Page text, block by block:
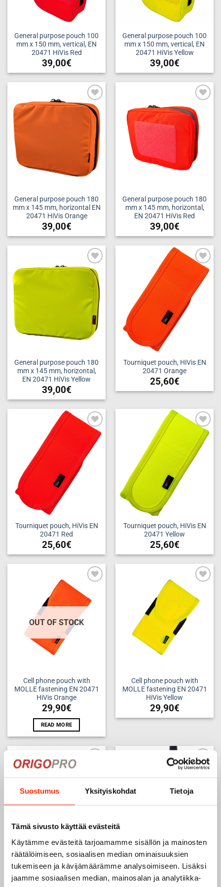
Suostumus Yksityiskohdat Tietoja
Tämä sivusto käyttää evästeitä
Käytämme evästeitä tarjoamamme sisällön ja mainosten
räätälöimiseen, sosiaalisen median ominaisuuksien
tukemiseen ja kävijämäärämme analysoimiseen. Lisäksi
jaamme sosiaalisen median, mainosalan ja analytiikka-
General purpose pouch 100
mm x 150 mm, vertical, EN
20471 HiVis Red
39,00€
General purpose pouch 100
mm x 150 mm, vertical, EN
20471 HiVis Yellow
39,00€
Add to
wishlist
General purpose pouch 180
mm x 145 mm, horizontal EN
20471 HiVis Orange
39,00€
Add to
wishlist
General purpose pouch 180
mm x 145 mm, horizontal,
EN 20471 HiVis Red
39,00€
Add to
wishlist
General purpose pouch 180
mm x 145 mm, horizontal,
EN 20471 HiVis Yellow
39,00€
Add to
wishlist
Tourniquet pouch, HiVis EN
20471 Orange
25,60€
Add to
wishlist
Tourniquet pouch, HiVis EN
20471 Red
25,60€
Add to
wishlist
Tourniquet pouch, HiVis EN
20471 Yellow
25,60€
wishlist
OUT OF STOCK
Cell phone pouch with
MOLLE fastening EN 20471
HiVis Orange
29,90€
READ MORE
wishlist
Cell phone pouch with
MOLLE fastening EN 20471
HiVis Yellow
29,90€
Cell phone pouch with
MOLLE fastening, EN 20471
HiVis Red
Add to
TETRA phone pouch for
Airbus THR9i EN 20471
HiVis Yellow